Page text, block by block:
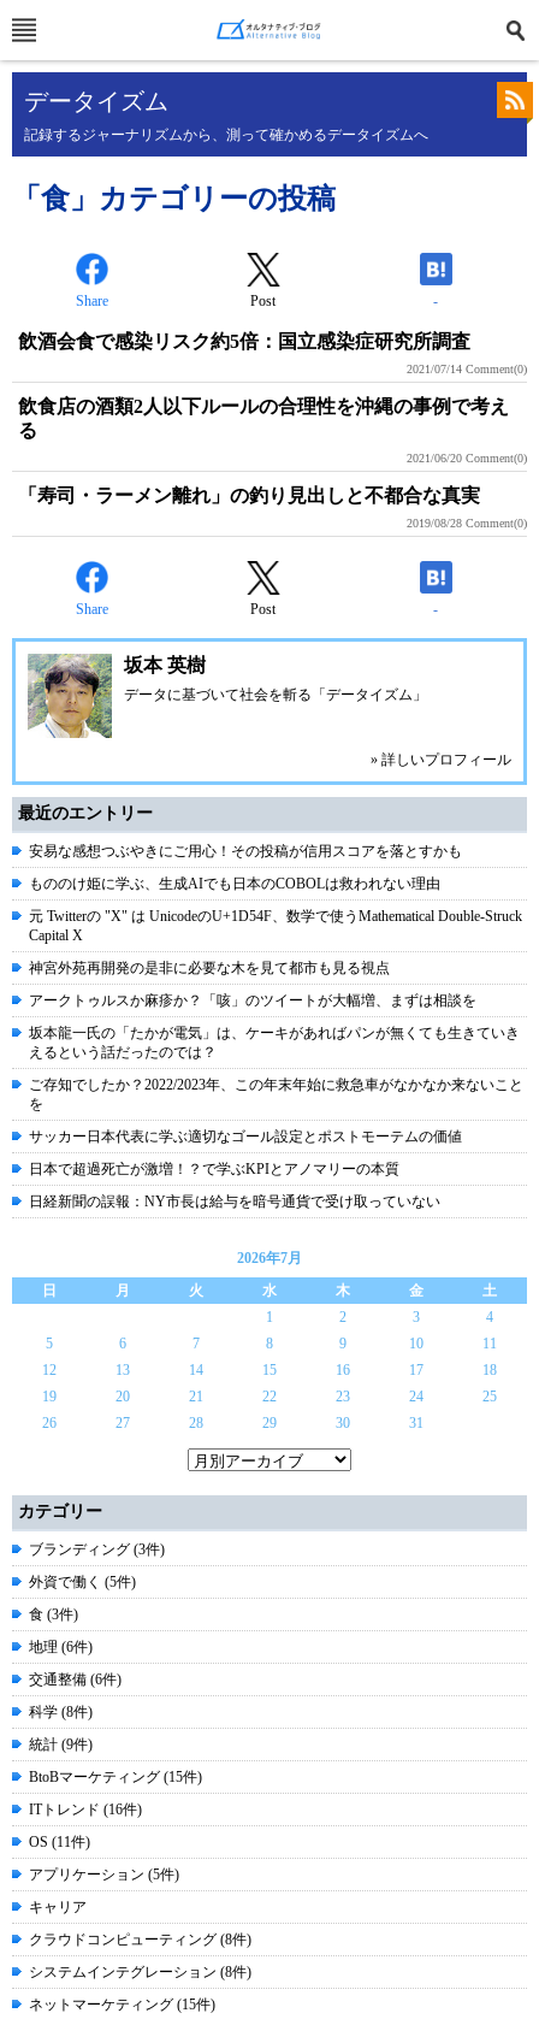
データイズム
記録するジャーナリズムから、測って確かめるデータイズムへ
「食」カテゴリーの投稿
Share Post -
飲酒会食で感染リスク約5倍：国立感染症研究所調査
2021/07/14 Comment(0)
飲食店の酒類2人以下ルールの合理性を沖縄の事例で考え
る
2021/06/20 Comment(0)
「寿司・ラーメン離れ」の釣り見出しと不都合な真実
2019/08/28 Comment(0)
Share Post -
坂本 英樹
データに基づいて社会を斬る「データイズム」
» 詳しいプロフィール
最近のエントリー
安易な感想つぶやきにご用心！その投稿が信用スコアを落とすかも
もののけ姫に学ぶ、生成AIでも日本のCOBOLは救われない理由
元 Twitterの "X" は UnicodeのU+1D54F、数学で使うMathematical Double-Struck
Capital X
神宮外苑再開発の是非に必要な木を見て都市も見る視点
アークトゥルスか麻疹か？「咳」のツイートが大幅増、まずは相談を
坂本龍一氏の「たかが電気」は、ケーキがあればパンが無くても生きていき
えるという話だったのでは？
ご存知でしたか？2022/2023年、この年末年始に救急車がなかなか来ないこと
を
サッカー日本代表に学ぶ適切なゴール設定とポストモーテムの価値
日本で超過死亡が激増！？で学ぶKPIとアノマリーの本質
日経新聞の誤報：NY市長は給与を暗号通貨で受け取っていない
2026年7月
日
月 火 水 木 金
土
1
2 3
4
5
6 7 8 9 10
11
12
13 14 15 16 17
18
19
20 21 22 23 24
25
26
27 28 29 30 31
カテゴリー
ブランディング (3件)
外資で働く (5件)
食 (3件)
地理 (6件)
交通整備 (6件)
科学 (8件)
統計 (9件)
BtoBマーケティング (15件)
ITトレンド (16件)
OS (11件)
アプリケーション (5件)
キャリア
クラウドコンピューティング (8件)
システムインテグレーション (8件)
ネットマーケティング (15件)